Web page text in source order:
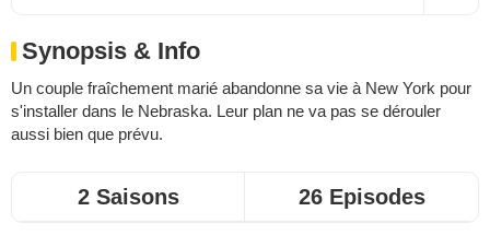
Synopsis & Info
Un couple fraîchement marié abandonne sa vie à New York pour
s'installer dans le Nebraska. Leur plan ne va pas se dérouler
aussi bien que prévu.
2 Saisons 26 Episodes